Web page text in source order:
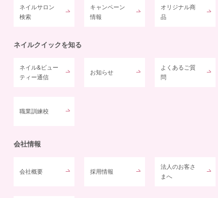
ネイルサロン
検索
キャンペーン
情報
オリジナル商
品
ネイルクイックを知る
ネイル&ビュー
ティー通信
お知らせ
よくあるご質
問
職業訓練校
会社情報
会社概要 採用情報
法人のお客さ
まへ